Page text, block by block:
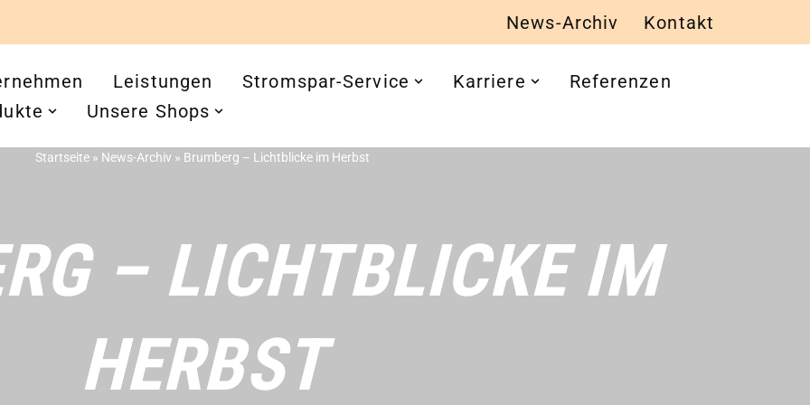
News-Archiv Kontakt
Leistungen Stromspar-Service Karriere
Referenzen
Unsere Shops
Startseite » News-Archiv » Brumberg – Lichtblicke im Herbst
– LICHTBLICKE IM
HERBST